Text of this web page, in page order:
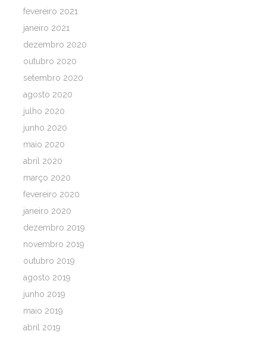
fevereiro 2021
janeiro 2021
dezembro 2020
outubro 2020
setembro 2020
agosto 2020
julho 2020
junho 2020
maio 2020
abril 2020
março 2020
fevereiro 2020
janeiro 2020
dezembro 2019
novembro 2019
outubro 2019
agosto 2019
junho 2019
maio 2019
abril 2019